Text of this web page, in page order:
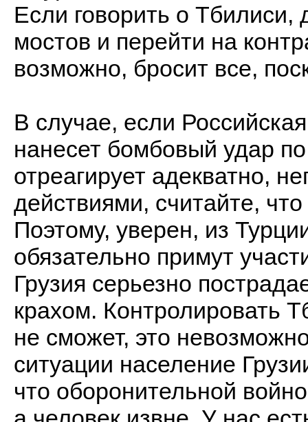
Если говорить о Тбилиси,
мостов и перейти на
возможно, бросит все,
В случае, если
нанесет бомбовый удар
отреагирует адекватно,
действиями, считайте,
Поэтому, уверен, из
обязательно примут
Грузия серьезно
крахом. Контролировать
не сможет, это
ситуации население
что оборонительной